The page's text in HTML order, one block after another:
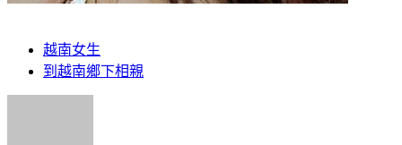
越南女生
到越南鄉下相親